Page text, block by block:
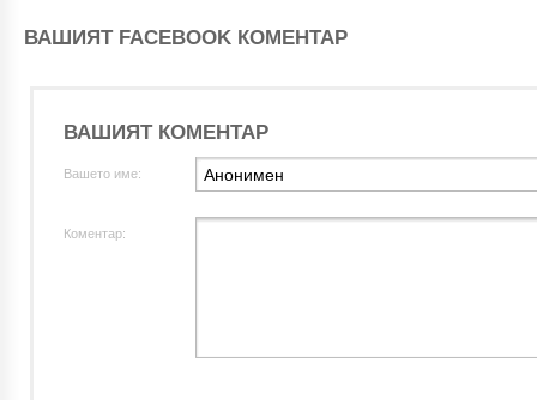
ВАШИЯТ FACEBOOK КОМЕНТАР
ВАШИЯТ КОМЕНТАР
Вашето име:
Коментар: